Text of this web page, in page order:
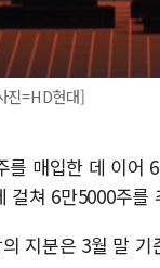
진=HD현대]
를 매입한 데 이어
걸쳐 6만5000주
지분은 3월 말